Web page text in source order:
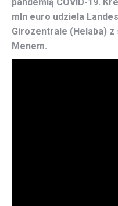
mln euro udziela
Girozentrale (Helaba)
Menem.